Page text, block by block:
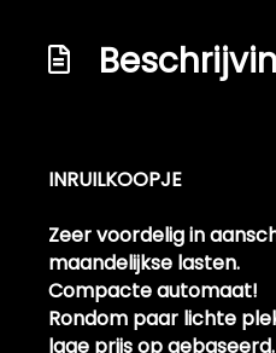
Achterruitwisser
Metaalkleur
INRUILKOOPJE
Zeer voordelig in
maandelijkse lasten.
Compacte automaat!
Rondom paar lichte
lage prijs op gebaseerd.